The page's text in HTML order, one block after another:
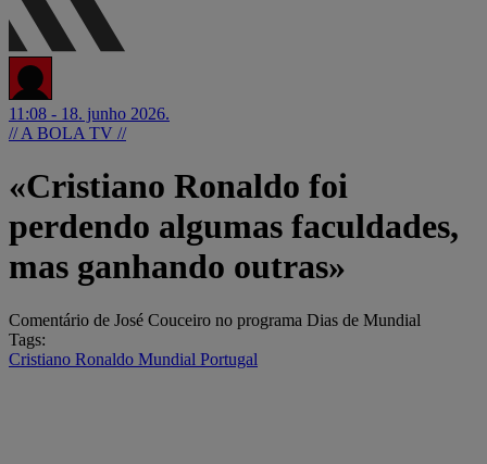
11:08 - 18. junho 2026.
// A BOLA TV //
«Cristiano Ronaldo foi
perdendo algumas faculdades,
mas ganhando outras»
Comentário de José Couceiro no programa Dias de Mundial
Tags:
Cristiano Ronaldo Mundial Portugal